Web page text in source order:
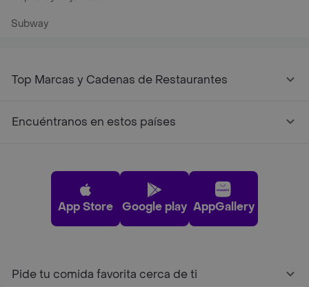
Subway
Top Marcas y Cadenas de Restaurantes
Encuéntranos en estos países
App Store Google play AppGallery
Pide tu comida favorita cerca de ti